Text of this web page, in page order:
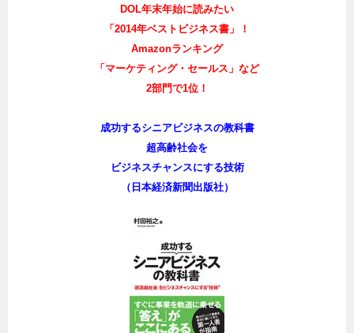
DOL年末年始に読みたい
「2014年ベストビジネス書」！
Amazonランキング
「マーケティング・セールス」など
2部門で1位！
成功するシニアビジネスの教科書
超高齢社会を
ビジネスチャンスにする技術
（日本経済新聞出版社）